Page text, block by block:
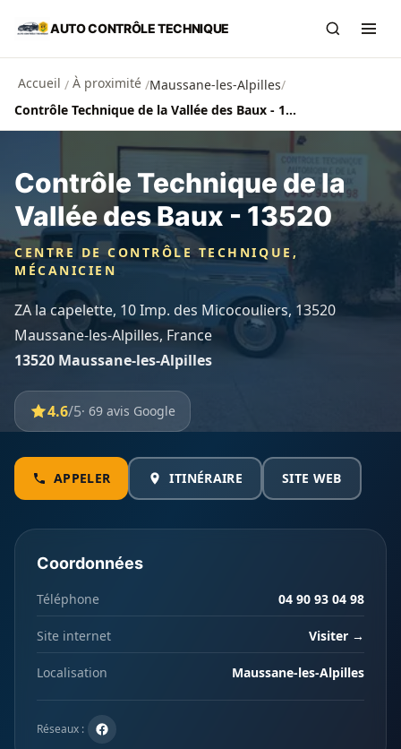
Aller au contenu principal
AUTO CONTRÔLE TECHNIQUE
Accueil / À proximité /Maussane-les-Alpilles/
Contrôle Technique de la Vallée des Baux - 13520
Contrôle Technique de la
Vallée des Baux - 13520
CENTRE DE CONTRÔLE TECHNIQUE,
MÉCANICIEN
ZA la capelette, 10 Imp. des Micocouliers, 13520
Maussane-les-Alpilles, France
13520 Maussane-les-Alpilles
4.6/5· 69 avis Google
APPELER ITINÉRAIRE SITE WEB
Coordonnées
Téléphone 04 90 93 04 98
Site internet Visiter →
Localisation Maussane-les-Alpilles
Réseaux :